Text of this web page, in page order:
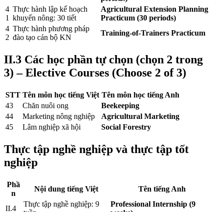
4
1
Thực hành lập kế hoạch
khuyến nông: 30 tiết
Agricultural Extension Planning
Practicum (30 periods)
4
2
Thực hành phương pháp
đào tạo cán bộ KN
Training-of-Trainers Practicum
II.3 Các học phần tự chọn (chọn 2 trong
3) – Elective Courses (Choose 2 of 3)
STT Tên môn học tiếng Việt Tên môn học tiếng Anh
43
Chăn nuôi ong
Beekeeping
44
Marketing nông nghiệp
Agricultural Marketing
45
Lâm nghiệp xã hội Social Forestry
Thực tập nghề nghiệp và thực tập tốt
nghiệp
Phầ
n
Nội dung tiếng Việt Tên tiếng Anh
II.4
Thực tập nghề nghiệp: 9
Professional Internship (9